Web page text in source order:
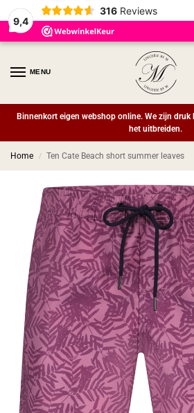
9,4
316 Reviews
MENU
Binnenkort eigen webshop online. We zijn druk
het uitbreiden.
Home / Ten Cate Beach short summer leaves